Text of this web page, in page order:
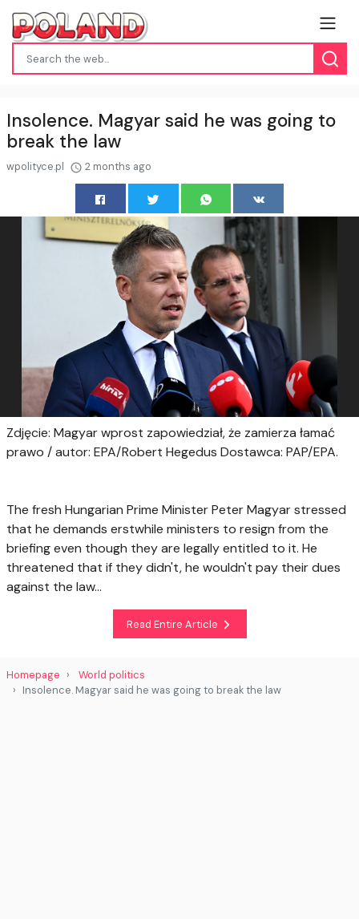
Insolence. Magyar said he was going to
break the law
wpolityce.pl 2 months ago
Zdjęcie: Magyar wprost zapowiedział, że zamierza łamać
prawo / autor: EPA/Robert Hegedus Dostawca: PAP/EPA.
The fresh Hungarian Prime Minister Peter Magyar stressed
that he demands erstwhile ministers to resign from the
briefing even though they are legally entitled to it. He
threatened that if they didn't, he wouldn't pay their dues
against the law...
Read Entire Article
Homepage
World politics
Insolence. Magyar said he was going to break the law